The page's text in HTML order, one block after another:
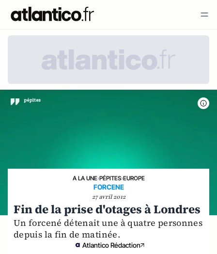
A LA UNE›PÉPITES›EUROPE
FORCENE
27 avril 2012
Fin de la prise d'otages à Londres
Un forcené détenait une à quatre personnes
depuis la fin de matinée.
Atlantico Rédaction